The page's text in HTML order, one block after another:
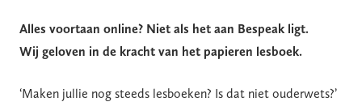
Alles voortaan online? Niet als het aan Bespeak ligt.
Wij geloven in de kracht van het papieren lesboek.
‘Maken jullie nog steeds lesboeken? Is dat niet ouderwets?’